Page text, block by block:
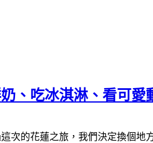
、吃冰淇淋、看可愛
次的花蓮之旅，我們決定換個地